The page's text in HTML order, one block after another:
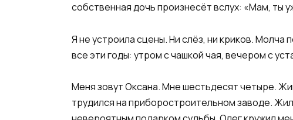
собственная дочь произнесёт вслух: «Мам, ты
Я не устроила сцены. Ни слёз, ни криков. Молча
все эти годы: утром с чашкой чая, вечером с
Меня зовут Оксана. Мне шестьдесят четыре.
трудился на приборостроительном заводе.